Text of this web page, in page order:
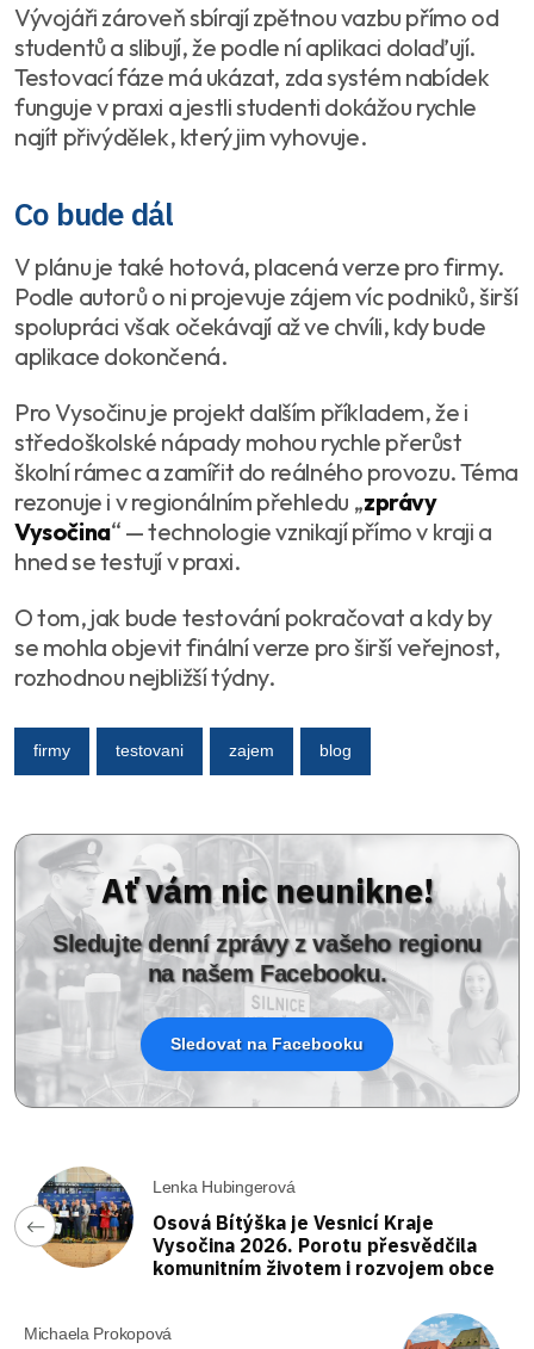
Vývojáři zároveň sbírají zpětnou vazbu přímo od
studentů a slibují, že podle ní aplikaci dolaďují.
Testovací fáze má ukázat, zda systém nabídek
funguje v praxi a jestli studenti dokážou rychle
najít přivýdělek, který jim vyhovuje.
Co bude dál
V plánu je také hotová, placená verze pro firmy.
Podle autorů o ni projevuje zájem víc podniků, širší
spolupráci však očekávají až ve chvíli, kdy bude
aplikace dokončená.
Pro Vysočinu je projekt dalším příkladem, že i
středoškolské nápady mohou rychle přerůst
školní rámec a zamířit do reálného provozu. Téma
rezonuje i v regionálním přehledu „zprávy
Vysočina“ — technologie vznikají přímo v kraji a
hned se testují v praxi.
O tom, jak bude testování pokračovat a kdy by
se mohla objevit finální verze pro širší veřejnost,
rozhodnou nejbližší týdny.
firmy testovani zajem blog
Ať vám nic neunikne!
Sledujte denní zprávy z vašeho regionu
na našem Facebooku.
Sledovat na Facebooku
Lenka Hubingerová
Osová Bítýška je Vesnicí Kraje
Vysočina 2026. Porotu přesvědčila
komunitním životem i rozvojem obce
Michaela Prokopová